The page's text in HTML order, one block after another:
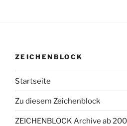
ZEICHENBLOCK
Startseite
Zu diesem Zeichenblock
ZEICHENBLOCK Archive ab